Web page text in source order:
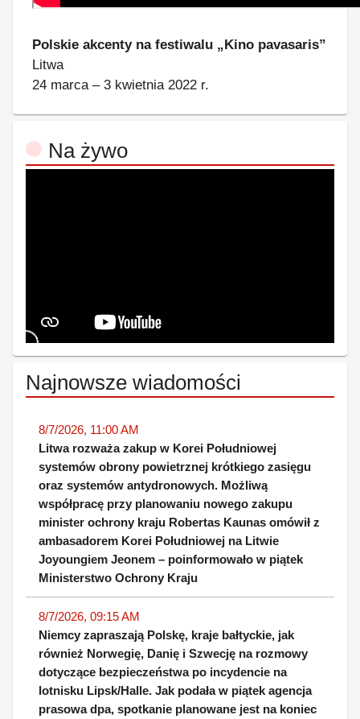
Polskie akcenty na festiwalu „Kino pavasaris”
Litwa
24 marca – 3 kwietnia 2022 r.
Na żywo
Najnowsze wiadomości
8/7/2026, 11:00 AM
Litwa rozważa zakup w Korei Południowej
systemów obrony powietrznej krótkiego zasięgu
oraz systemów antydronowych. Możliwą
współpracę przy planowaniu nowego zakupu
minister ochrony kraju Robertas Kaunas omówił z
ambasadorem Korei Południowej na Litwie
Joyoungiem Jeonem – poinformowało w piątek
Ministerstwo Ochrony Kraju
8/7/2026, 09:15 AM
Niemcy zapraszają Polskę, kraje bałtyckie, jak
również Norwegię, Danię i Szwecję na rozmowy
dotyczące bezpieczeństwa po incydencie na
lotnisku Lipsk/Halle. Jak podała w piątek agencja
prasowa dpa, spotkanie planowane jest na koniec